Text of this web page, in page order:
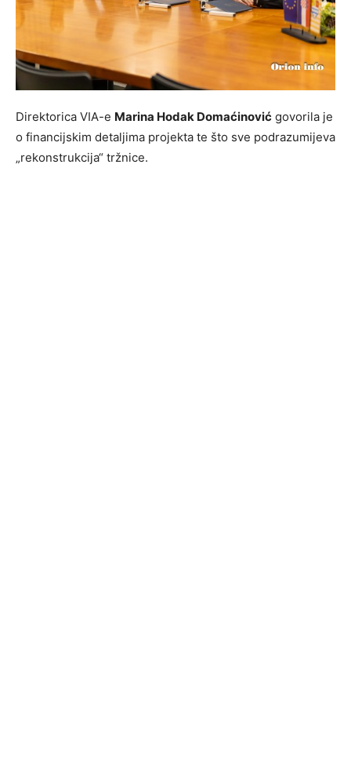
Direktorica VIA-e Marina Hodak Domaćinović govorila je
o financijskim detaljima projekta te što sve podrazumijeva
„rekonstrukcija“ tržnice.